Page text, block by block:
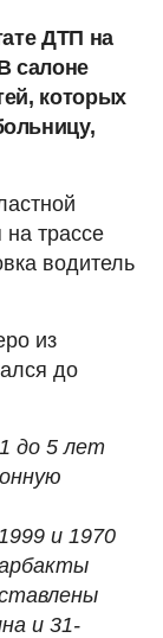
ДТП на
салоне
которых
трассе
водитель
из
до
до 5 лет
и 1970
и 31-